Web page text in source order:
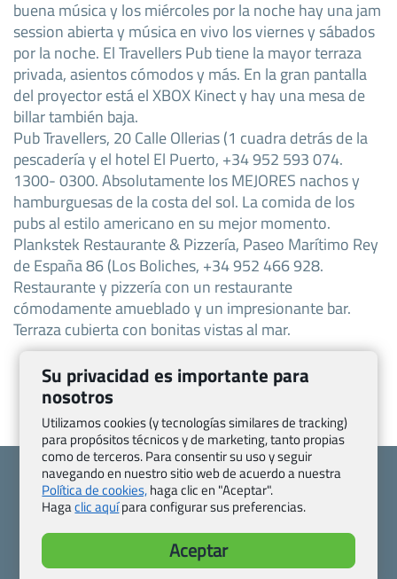
buena música y los miércoles por la noche hay una jam
session abierta y música en vivo los viernes y sábados
por la noche. El Travellers Pub tiene la mayor terraza
privada, asientos cómodos y más. En la gran pantalla
del proyector está el XBOX Kinect y hay una mesa de
billar también baja.
Pub Travellers, 20 Calle Ollerias (1 cuadra detrás de la
pescadería y el hotel El Puerto, +34 952 593 074.
1300- 0300. Absolutamente los MEJORES nachos y
hamburguesas de la costa del sol. La comida de los
pubs al estilo americano en su mejor momento.
Plankstek Restaurante & Pizzería, Paseo Marítimo Rey
de España 86 (Los Boliches, +34 952 466 928.
Restaurante y pizzería con un restaurante
cómodamente amueblado y un impresionante bar.
Terraza cubierta con bonitas vistas al mar.
Quienes somos
Contacto
Pasaporte, Visado, Salud y otras disposiciones específicas
Su privacidad es importante para
nosotros
Utilizamos cookies (y tecnologías similares de tracking)
para propósitos técnicos y de marketing, tanto propias
como de terceros. Para consentir su uso y seguir
navegando en nuestro sitio web de acuerdo a nuestra
Política de cookies,haga clic en "Aceptar".
Hagaclic aquípara configurar sus preferencias.
Aceptar